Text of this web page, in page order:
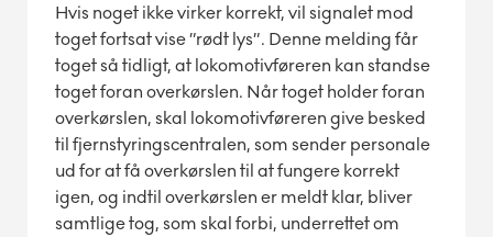
Hvis noget ikke virker korrekt, vil signalet mod
toget fortsat vise ”rødt lys”. Denne melding får
toget så tidligt, at lokomotivføreren kan standse
toget foran overkørslen. Når toget holder foran
overkørslen, skal lokomotivføreren give besked
til fjernstyringscentralen, som sender personale
ud for at få overkørslen til at fungere korrekt
igen, og indtil overkørslen er meldt klar, bliver
samtlige tog, som skal forbi, underrettet om